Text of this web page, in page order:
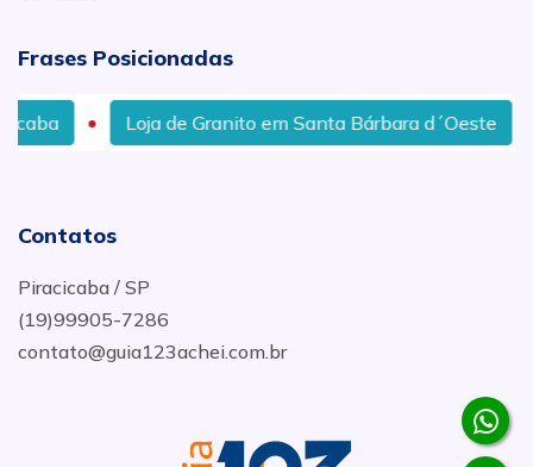
Frases Posicionadas
de Granito em Santa Bárbara d´Oeste Pias de
Contatos
Piracicaba / SP
(19)99905-7286
contato@guia123achei.com.br